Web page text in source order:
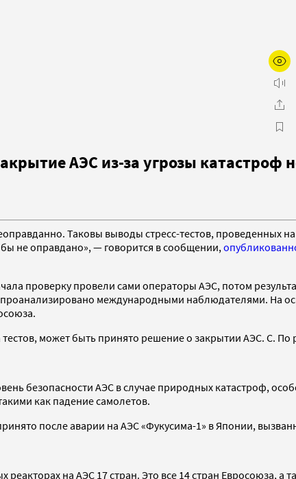
АЭС из-за угрозы катастроф
Таковы выводы стресс-тестов, проведенных
не оправдано», — говорится в сообщении,
проверку провели сами операторы АЭС, потом
международными наблюдателями. На
тестов, может быть принято решение о закрытии АЭС. С.
безопасности АЭС в случае природных катастроф,
как падение самолетов.
после аварии на АЭС «Фукусима-1» в Японии,
на АЭС 17 стран. Это все 14 стран Евросоюза,